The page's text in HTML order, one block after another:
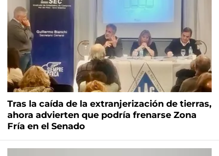
Tras la caída de la extranjerización de tierras,
ahora advierten que podría frenarse Zona
Fría en el Senado